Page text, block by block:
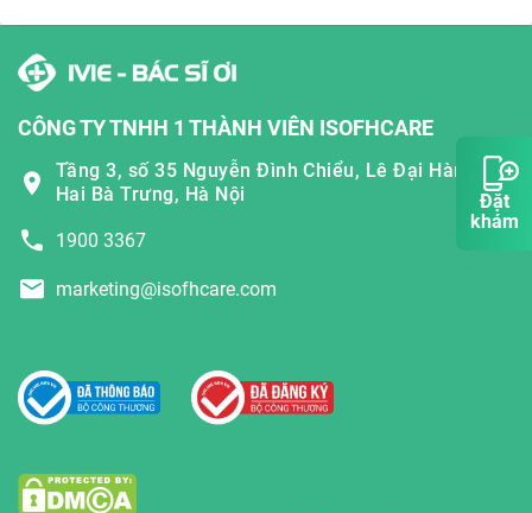
Đặt
khám
CÔNG TY TNHH 1 THÀNH VIÊN ISOFHCARE
Tầng 3, số 35 Nguyễn Đình Chiểu, Lê Đại Hành,
Hai Bà Trưng, Hà Nội
1900 3367
marketing@isofhcare.com